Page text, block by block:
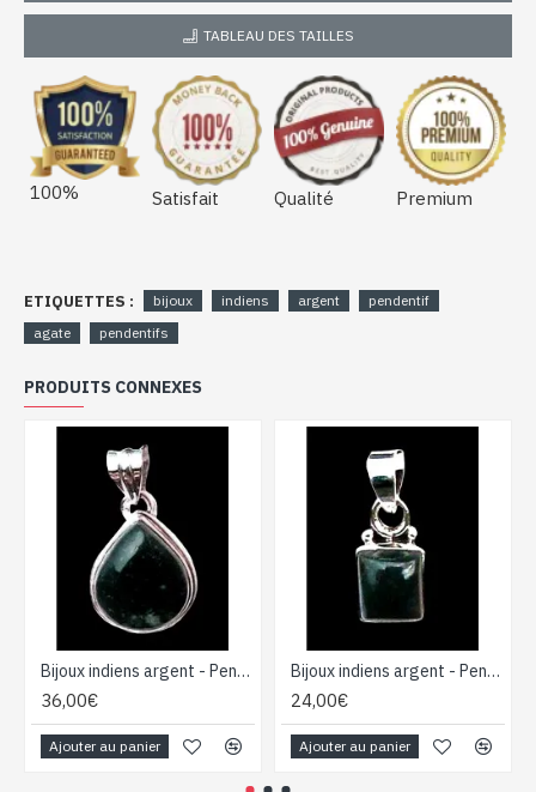
TABLEAU DES TAILLES
100% Satisfait Qualité Premium
ETIQUETTES : bijoux indiens argent
pendentif
agate
pendentifs
PRODUITS CONNEXES
Bijoux indiens argent - Pendentif indien Agate Mousse
36,00€
Ajouter au panier
Bijoux indiens argent - Pendentif indien Agate
24,00€
Ajouter au panier